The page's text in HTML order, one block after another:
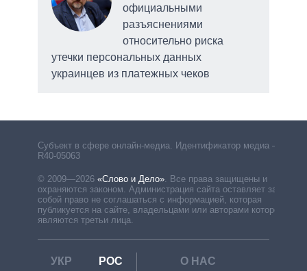
официальными
разъяснениями
относительно риска
утечки персональных данных
украинцев из платежных чеков
Субъект в сфере онлайн-медиа. Идентификатор медиа –
R40-05063
© 2009—2026 «Слово и Дело». Все права защищены и
охраняются законом. Администрация сайта оставляет за
собой право не соглашаться с информацией, которая
публикуется на сайте, владельцами или авторами которой
являются третьи лица.
УКР РОС
О НАС